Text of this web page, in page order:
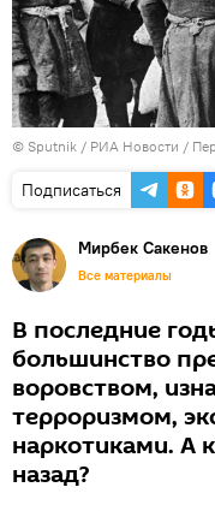
© Sputnik / РИА Новости /
Подписаться
Мирбек Сакенов
Все материалы
В последние
большинство
воровством,
терроризмом,
наркотиками. А
назад?